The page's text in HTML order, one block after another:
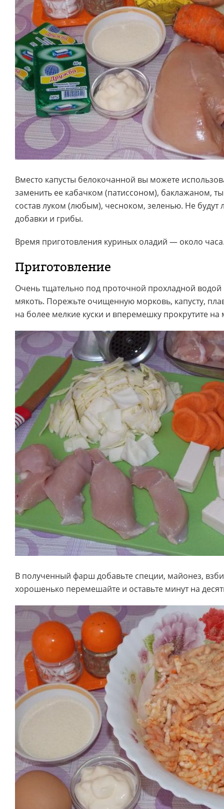
Вместо капусты белокочанной вы можете
заменить ее кабачком (патиссоном), баклажаном,
состав луком (любым), чесноком, зеленью. Не будут
добавки и грибы.
Время приготовления куриных оладий — около
Приготовление
Очень тщательно под проточной прохладной
мякоть. Порежьте очищенную морковь, капусту,
на более мелкие куски и вперемешку прокрутите на
В полученный фарш добавьте специи, майонез,
хорошенько перемешайте и оставьте минут на